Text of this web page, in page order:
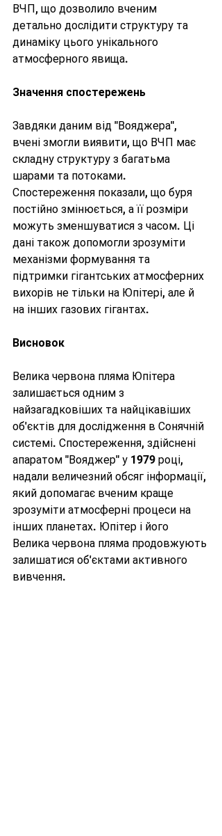
ВЧП, що дозволило вченим
детально дослідити структуру та
динаміку цього унікального
атмосферного явища.
Значення спостережень
Завдяки даним від "Вояджера",
вчені змогли виявити, що ВЧП має
складну структуру з багатьма
шарами та потоками.
Спостереження показали, що буря
постійно змінюється, а її розміри
можуть зменшуватися з часом. Ці
дані також допомогли зрозуміти
механізми формування та
підтримки гігантських атмосферних
вихорів не тільки на Юпітері, але й
на інших газових гігантах.
Висновок
Велика червона пляма Юпітера
залишається одним з
найзагадковіших та найцікавіших
об'єктів для дослідження в Сонячній
системі. Спостереження, здійснені
апаратом "Вояджер" у 1979 році,
надали величезний обсяг інформації,
який допомагає вченим краще
зрозуміти атмосферні процеси на
інших планетах. Юпітер і його
Велика червона пляма продовжують
залишатися об'єктами активного
вивчення.